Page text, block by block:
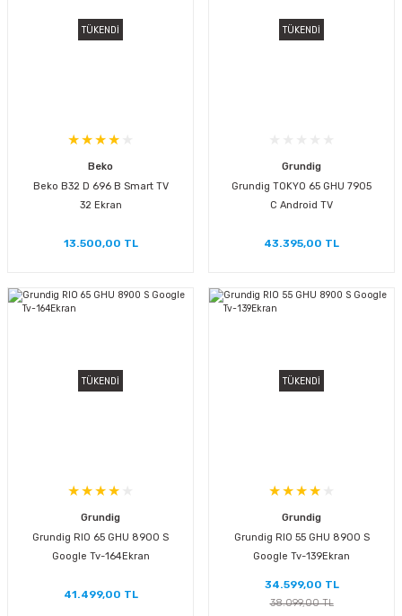
TÜKENDİ
Beko
Beko B32 D 696 B Smart TV
32 Ekran
13.500,00 TL
TÜKENDİ
Grundig
Grundig TOKYO 65 GHU 7905
C Android TV
43.395,00 TL
TÜKENDİ
Grundig
Grundig RIO 65 GHU 8900 S
Google Tv-164Ekran
41.499,00 TL
TÜKENDİ
Grundig
Grundig RIO 55 GHU 8900 S
Google Tv-139Ekran
34.599,00 TL
38.099,00 TL